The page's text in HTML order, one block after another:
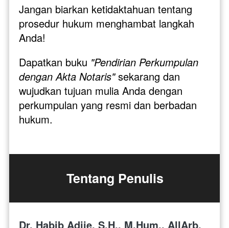
Jangan biarkan ketidaktahuan tentang
prosedur hukum menghambat langkah
Anda!
Dapatkan buku "Pendirian Perkumpulan
dengan Akta Notaris" sekarang dan
wujudkan tujuan mulia Anda dengan
perkumpulan yang resmi dan berbadan
hukum.
Tentang Penulis
Dr. Habib Adjie, S.H., M.Hum., AllArb.